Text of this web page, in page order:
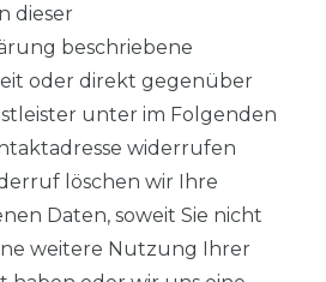
dieser
beschriebene
oder direkt gegenüber
unter im Folgenden
widerrufen
löschen wir Ihre
Daten, soweit Sie nicht
weitere Nutzung Ihrer